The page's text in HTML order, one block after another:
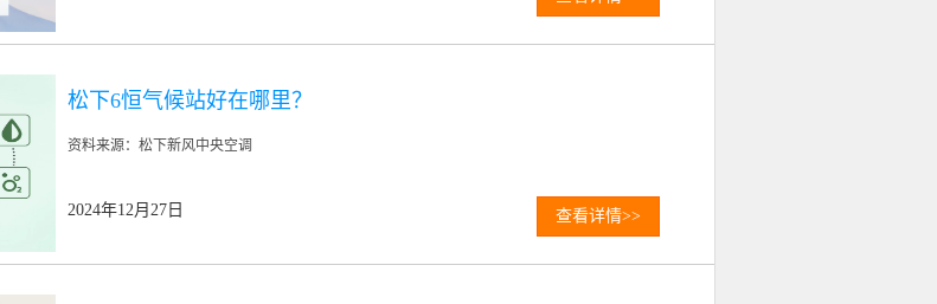
松下6恒气候站好在哪里？
资料来源：松下新风中央空调
2024年12月27日 查看详情>>